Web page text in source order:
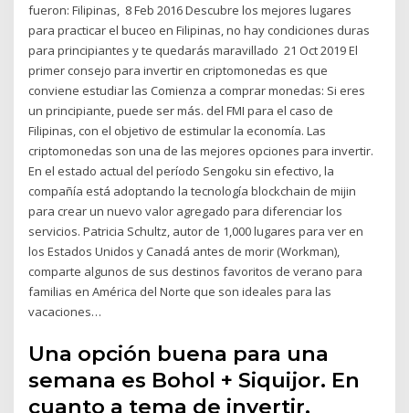
fueron: Filipinas, 8 Feb 2016 Descubre los mejores lugares
para practicar el buceo en Filipinas, no hay condiciones duras
para principiantes y te quedarás maravillado 21 Oct 2019 El
primer consejo para invertir en criptomonedas es que
conviene estudiar las Comienza a comprar monedas: Si eres
un principiante, puede ser más. del FMI para el caso de
Filipinas, con el objetivo de estimular la economía. Las
criptomonedas son una de las mejores opciones para invertir.
En el estado actual del período Sengoku sin efectivo, la
compañía está adoptando la tecnología blockchain de mijin
para crear un nuevo valor agregado para diferenciar los
servicios. Patricia Schultz, autor de 1,000 lugares para ver en
los Estados Unidos y Canadá antes de morir (Workman),
comparte algunos de sus destinos favoritos de verano para
familias en América del Norte que son ideales para las
vacaciones…
Una opción buena para una
semana es Bohol + Siquijor. En
cuanto a tema de invertir,